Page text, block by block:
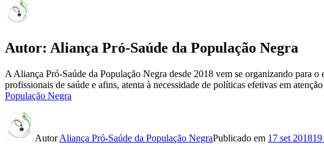
Autor: Aliança Pró-Saúde da População Negra
A Aliança Pró-Saúde da População Negra desde 2018 vem se organizando para
profissionais de saúde e afins, atenta à necessidade de políticas efetivas em
População Negra
AutorAliança Pró-Saúde da População NegraPublicado em 17 set 2018